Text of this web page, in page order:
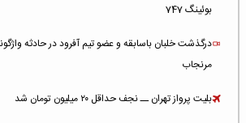
بوئینگ 747
درگذشت خلبان باسابقه و عضو تیم آفرود در حادثه
مرنجاب
بلیت پرواز تهران ــ نجف حداقل ۲۰ میلیون تومان شد